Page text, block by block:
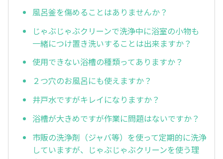
風呂釜を傷めることはありませんか？
じゃぶじゃぶクリーンで洗浄中に浴室の小物も
一緒につけ置き洗いすることは出来ますか？
使用できない浴槽の種類ってありますか？
２つ穴のお風呂にも使えますか？
井戸水ですがキレイになりますか？
浴槽が大きめですが作業に問題はないですか？
市販の洗浄剤（ジャバ等）を使って定期的に洗浄
していますが、じゃぶじゃぶクリーンを使う理